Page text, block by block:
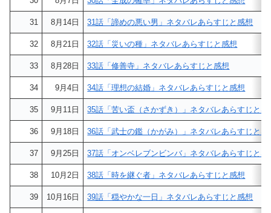
31 8月14日 31話「諦めの悪い男」ネタバレあらすじと感想
32 8月21日 32話「災いの種」ネタバレあらすじと感想
33 8月28日 33話「修善寺」ネタバレあらすじと感想
34 9月4日 34話「理想の結婚」ネタバレあらすじと感想
35 9月11日 35話「苦い盃（さかずき）」ネタバレあらすじと感
36 9月18日 36話「武士の鑑（かがみ）」ネタバレあらすじと感
37 9月25日 37話「オンベレブンビンバ」ネタバレあらすじと感
38 10月2日 38話「時を継ぐ者」ネタバレあらすじと感想
39 10月16日 39話「穏やかな一日」ネタバレあらすじと感想